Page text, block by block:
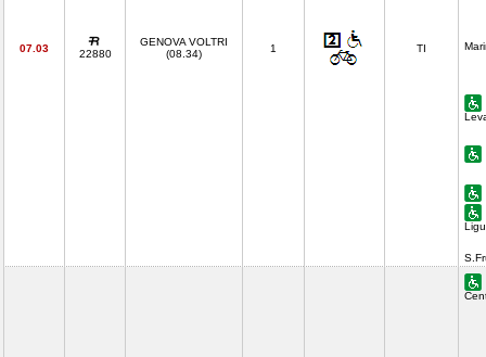
07.03 22880
GENOVA VOLTRI
(08.34)
1 TI